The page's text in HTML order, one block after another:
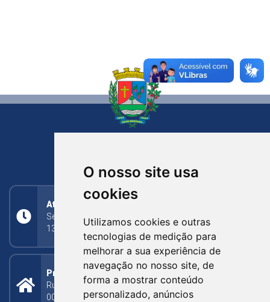
O nosso site usa
cookies
Utilizamos cookies e outras
tecnologias de medição para
melhorar a sua experiência de
navegação no nosso site, de
forma a mostrar conteúdo
personalizado, anúncios
Atendimento
Segunda a Sexta: 8h às 11h30min (manhã);
13h30min às 17h (tarde)
Prefeitura Municipal
Rua Silva Jardim, 505 - Bairro Centro - CEP: 95340-
000